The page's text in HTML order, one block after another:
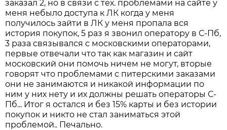
заказал 2, но в связи с тех. проблемами на сайте у
меня небыло доступа к ЛК когда у меня
получилось зайти в ЛК у меня пропала вся
история покупок, 5 раз я звонил оператору в С-Пб,
3 раза связывался с московскими операторами,
первые отвечали что так как магазин и сайт
московский они помочь ничем не могут, вторые
говорят что проблемами с питерскими заказами
они не занимаются и никакой информации по
ним у них нету и их должны решать операторы С-
Пб... Итог я остался и без 15% карты и без истории
покупок и никто не стал заниматься этой
проблемой.. Печально.